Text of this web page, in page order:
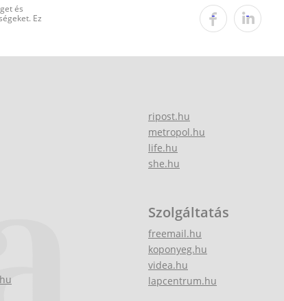
és
Ez
ripost.hu
metropol.hu
life.hu
she.hu
Szolgáltatás
freemail.hu
koponyeg.hu
videa.hu
lapcentrum.hu